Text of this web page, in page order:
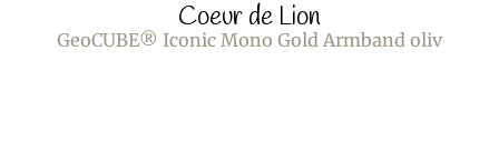
Coeur de Lion
GeoCUBE® Iconic Mono Gold Armband oliv